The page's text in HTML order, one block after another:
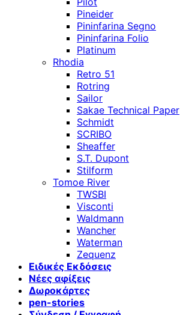
Pineider
Pininfarina Segno
Pininfarina Folio
Platinum
Rhodia
Retro 51
Rotring
Sailor
Sakae Technical Paper
Schmidt
SCRIBO
Sheaffer
S.T. Dupont
Stilform
Tomoe River
TWSBI
Visconti
Waldmann
Wancher
Waterman
Zequenz
Ειδικές Εκδόσεις
Νέες αφίξεις
Δωροκάρτες
pen-stories